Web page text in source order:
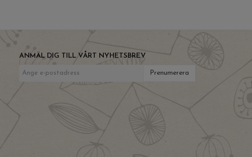
ANMÄL DIG TILL VÅRT NYHETSBREV
Prenumerera